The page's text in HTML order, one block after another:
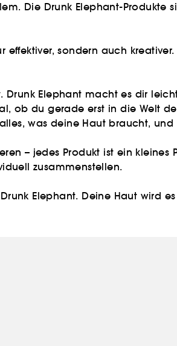
Die Drunk Elephant-Produkte
sondern auch kreativer.
Elephant macht es dir
ob du gerade erst in die Welt
was deine Haut braucht,
– jedes Produkt ist ein
zusammenstellen.
Elephant. Deine Haut wird